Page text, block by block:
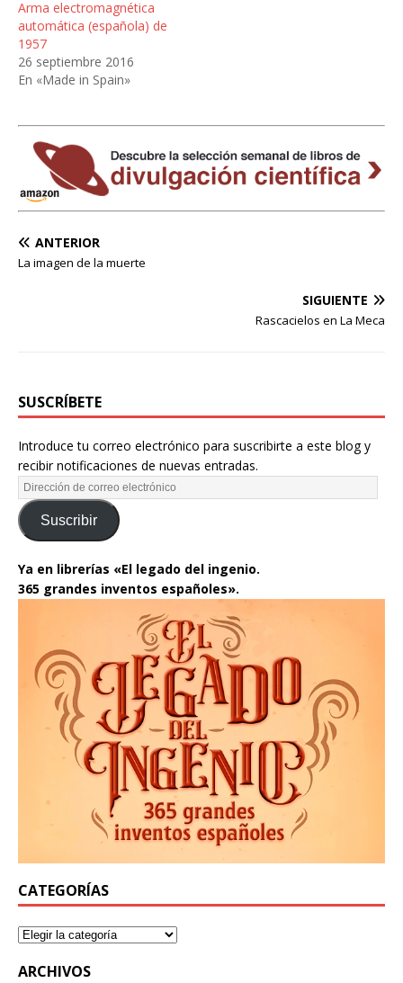
Arma electromagnética
automática (española) de
1957
26 septiembre 2016
En «Made in Spain»
ANTERIOR
La imagen de la muerte
SIGUIENTE
Rascacielos en La Meca
SUSCRÍBETE
Introduce tu correo electrónico para suscribirte a este blog y
recibir notificaciones de nuevas entradas.
Suscribir
Ya en librerías «El legado del ingenio.
365 grandes inventos españoles».
CATEGORÍAS
ARCHIVOS